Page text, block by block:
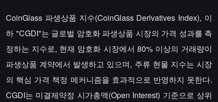
CoinGlass 파생상품 지수(CoinGlass Derivatives Index), 이
하 "CGDI"는 글로벌 암호화 파생상품 시장의 가격 성과를 측
정하는 지수로, 현재 암호화 시장에서 80% 이상의 거래량이
파생상품 계약에서 발생하고 있으며, 주류 현물 지수는 시장
의 핵심 가격 책정 메커니즘을 효과적으로 반영하지 못한다.
CGDI는 미결제약정 시가총액(Open Interest) 기준으로 상위